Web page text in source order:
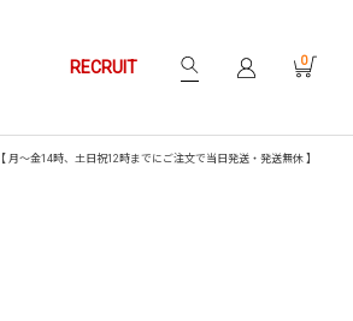
RECRUIT 0
【 月〜金14時、土日祝12時までにご注文で当日発送・発送無休 】